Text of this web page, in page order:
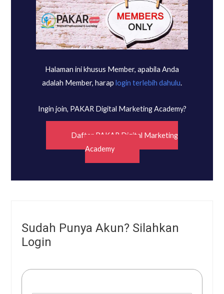
Halaman ini khusus Member, apabila Anda
adalah Member, harap login terlebih dahulu.
Ingin join, PAKAR Digital Marketing Academy?
Daftar PAKAR Digital Marketing
Academy
Sudah Punya Akun? Silahkan
Login